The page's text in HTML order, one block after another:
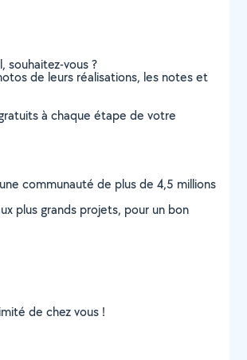
souhaitez-vous ?
de leurs réalisations, les notes et
à chaque étape de votre
communauté de plus de 4,5 millions
plus grands projets, pour un bon
de chez vous !